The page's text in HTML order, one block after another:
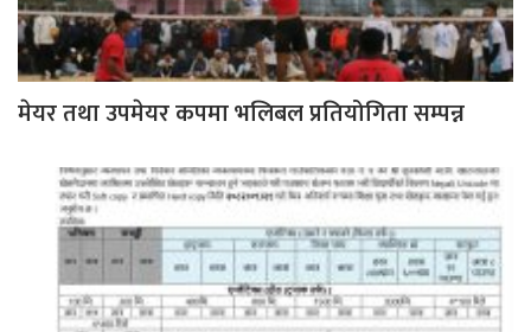
मेयर तथा उपमेयर कपमा भलिबल प्रतियोगिता सम्पन्न